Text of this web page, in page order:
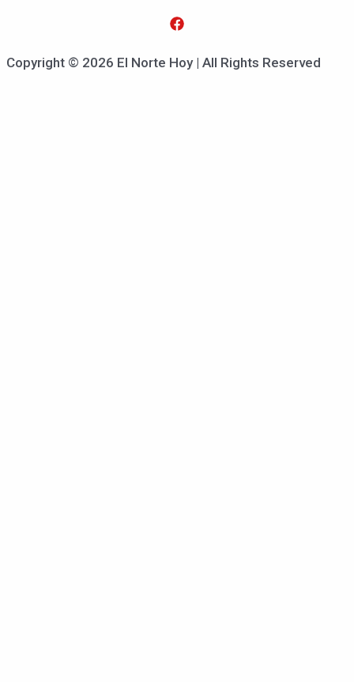
Copyright © 2026 El Norte Hoy | All Rights Reserved